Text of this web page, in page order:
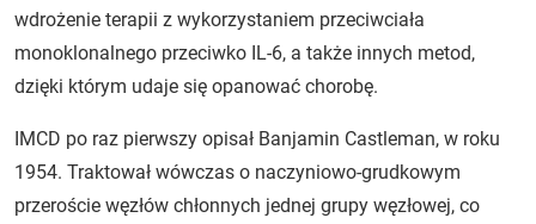
wdrożenie terapii z wykorzystaniem przeciwciała
monoklonalnego przeciwko IL-6, a także innych metod,
dzięki którym udaje się opanować chorobę.
IMCD po raz pierwszy opisał Banjamin Castleman, w roku
1954. Traktował wówczas o naczyniowo-grudkowym
przeroście węzłów chłonnych jednej grupy węzłowej, co